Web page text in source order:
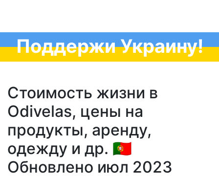
Поддержи Украину!
Стоимость жизни в
Odivelas, цены на
продукты, аренду,
одежду и др. 🇵🇹
Обновлено июл 2023